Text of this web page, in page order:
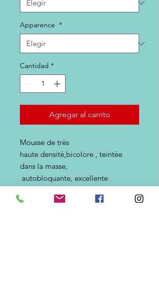
Apparence *
Cantidad *
Agregar al carrito
Mousse de très
haute densité,bicolore , teintée
dans la masse,
autobloquante, excellente
compétition. S'enfile facilement à